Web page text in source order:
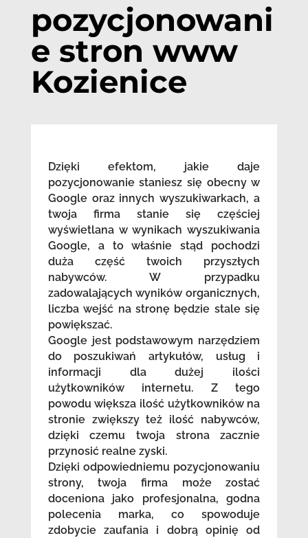
pozycjonowani
e stron www
Kozienice
Dzięki efektom, jakie daje
pozycjonowanie staniesz się obecny w
Google oraz innych wyszukiwarkach, a
twoja firma stanie się częściej
wyświetlana w wynikach wyszukiwania
Google, a to właśnie stąd pochodzi
duża część twoich przyszłych
nabywców. W przypadku
zadowalających wyników organicznych,
liczba wejść na stronę będzie stale się
powiększać.
Google jest podstawowym narzędziem
do poszukiwań artykułów, usług i
informacji dla dużej ilości
użytkowników internetu. Z tego
powodu większa ilość użytkowników na
stronie zwiększy też ilość nabywców,
dzięki czemu twoja strona zacznie
przynosić realne zyski.
Dzięki odpowiedniemu pozycjonowaniu
strony, twoja firma może zostać
doceniona jako profesjonalna, godna
polecenia marka, co spowoduje
zdobycie zaufania i dobrą opinię od